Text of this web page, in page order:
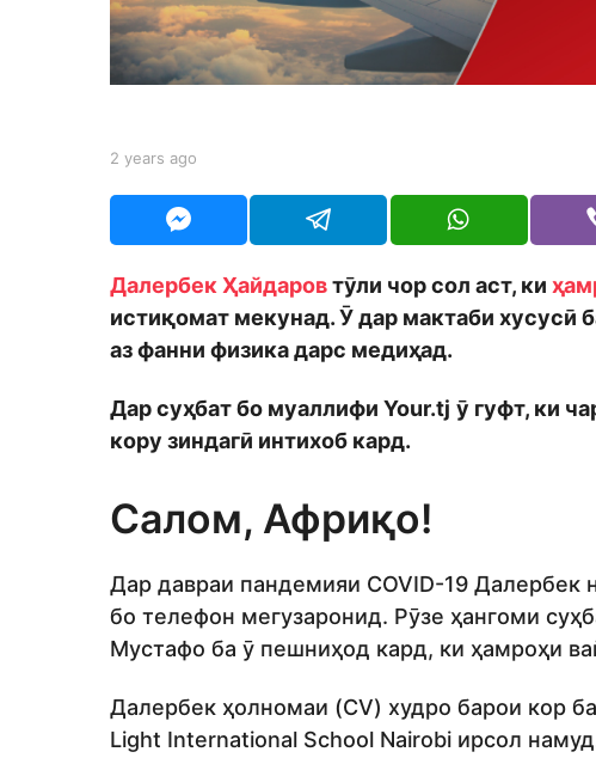
a
g
o
b
S
o
m
o
2 years ago
r
a
g
Далербек Ҳайдаровтӯли чор сол аст, ки
истиқомат мекунад. Ӯ дар мактаби хусусӣ
аз фанни физика дарс медиҳад.
Дар суҳбат бо муаллифи Your.tj ӯ гуфт, ки
кору зиндагӣ интихоб кард.
Салом, Африқо!
Дар давраи пандемияи COVID-19 Далербек
бо телефон мегузаронид. Рӯзе ҳангоми
Мустафо ба ӯ пешниҳод кард, ки ҳамроҳи
Далербек ҳолномаи (CV) худро барои кор
Light International School Nairobi ирсол